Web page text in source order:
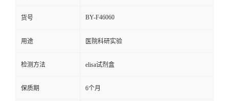
货号 BY-F46060
用途 医院科研实验
检测方法 elisa试剂盒
保质期 6个月